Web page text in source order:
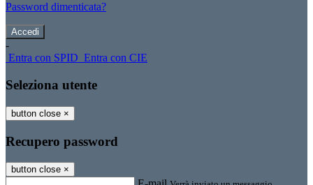
Password dimenticata?
-
Entra con SPID Entra con CIE
Seleziona utente
button close ×
Recupero password
button close ×